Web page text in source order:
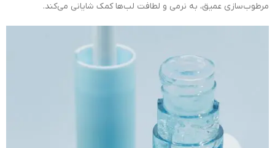
مرطوب‌سازی عمیق، به نرمی و لطافت لب‌ها کمک شایانی می‌کند.